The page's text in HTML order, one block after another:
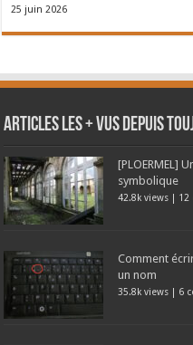
25 juin 2026
Articles les + vus depuis
[PLOERMEL]
symbolique
42.8k views | 12
Comment
un nom
35.8k views | 6